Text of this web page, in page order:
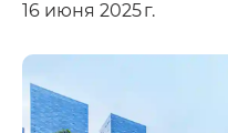
16 июня 2025 г.